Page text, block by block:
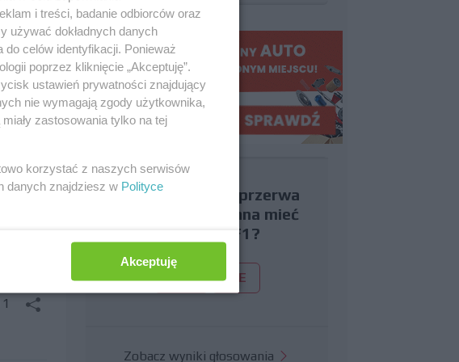
6
1
Czy uważasz, że przerwa
wakacyjna powinna mieć
miejsce w F1?
TAK NIE
Zobacz wyniki głosowania
i treści, badanie odbiorców oraz
używać dokładnych danych
celów identyfikacji. Ponieważ
poprzez kliknięcie „Akceptuję”.
ustawień prywatności znajdujący
nie wymagają zgody użytkownika,
zastosowania tylko na tej
korzystać z naszych serwisów
danych znajdziesz w Polityce
Akceptuję